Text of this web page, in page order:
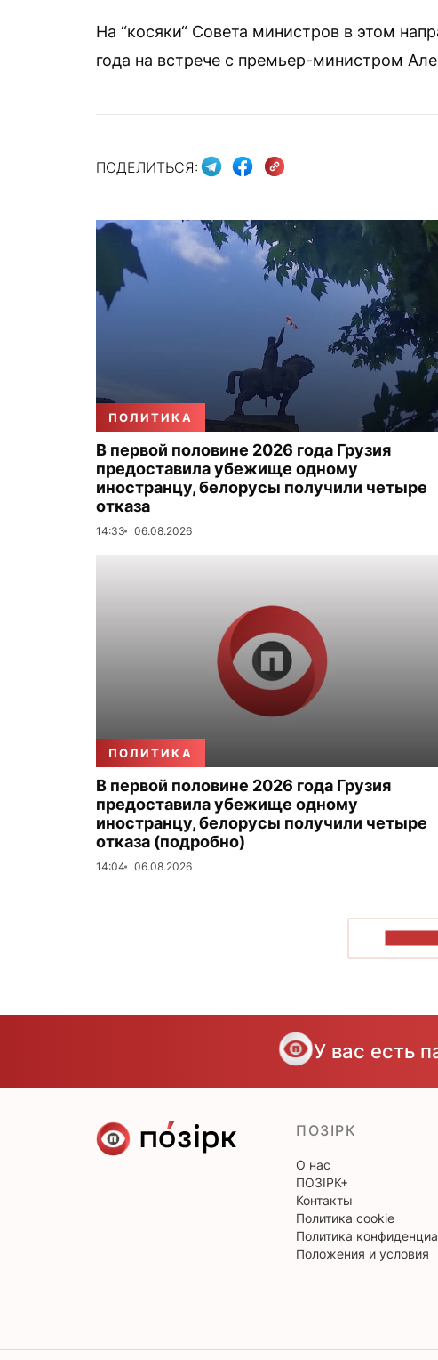
На “косяки“ Совета министров в этом
года на встрече с премьер-министром
ПОДЕЛИТЬСЯ:
ПОЛИТИКА
В первой половине 2026 года Грузия
предоставила убежище одному
иностранцу, белорусы получили четыре
отказа
14:33 06.08.2026
ПОЛИТИКА
В первой половине 2026 года Грузия
предоставила убежище одному
иностранцу, белорусы получили четыре
отказа (подробно)
14:04 06.08.2026
У вас есть
ПОЗІРК
О нас
ПОЗІРК+
Контакты
Политика cookie
Политика
Положения и условия